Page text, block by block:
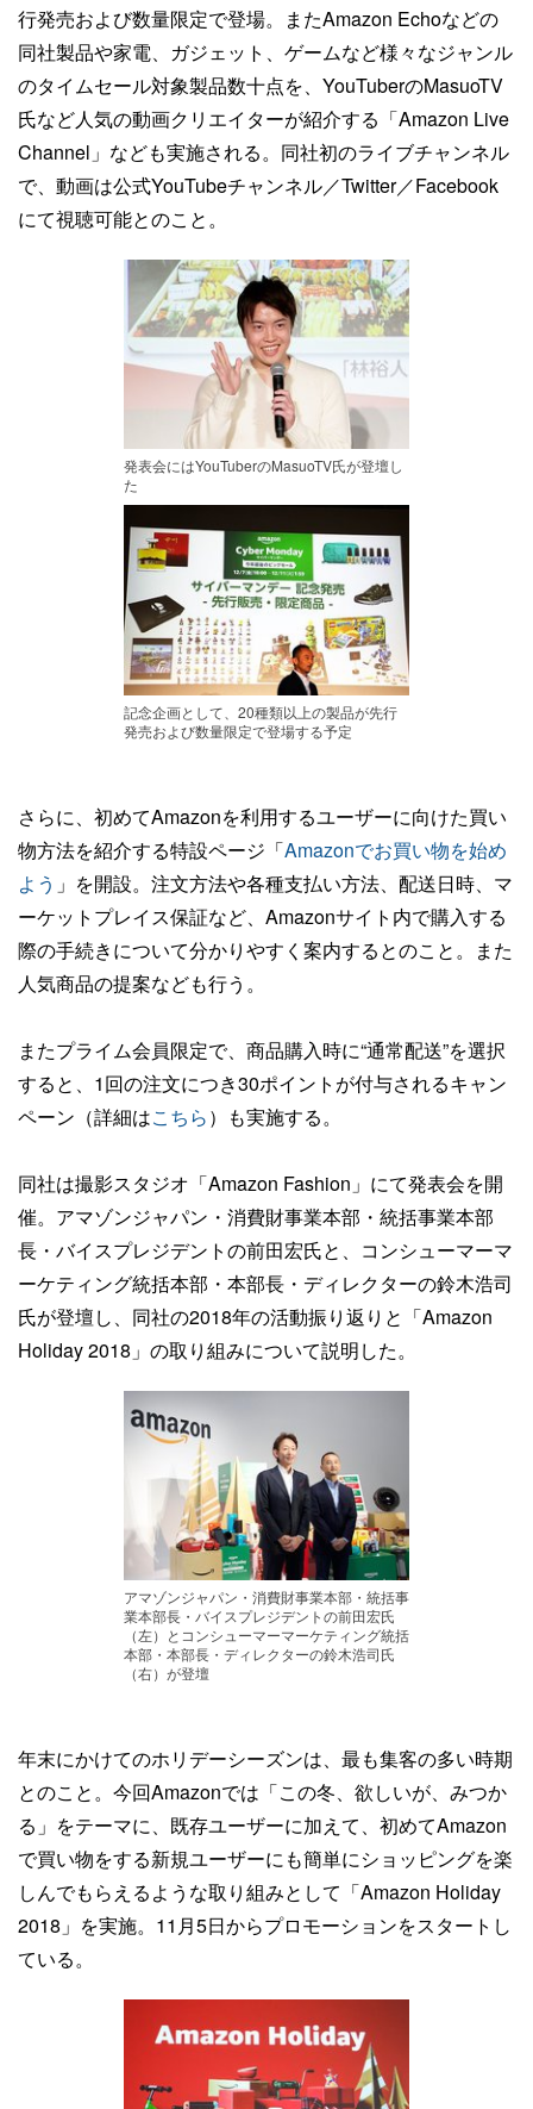
行発売および数量限定で登場。またAmazon Echoなどの
同社製品や家電、ガジェット、ゲームなど様々なジャンル
のタイムセール対象製品数十点を、YouTuberのMasuoTV
氏など人気の動画クリエイターが紹介する「Amazon Live
Channel」なども実施される。同社初のライブチャンネル
で、動画は公式YouTubeチャンネル／Twitter／Facebook
にて視聴可能とのこと。
発表会にはYouTuberのMasuoTV氏が登壇し
た
記念企画として、20種類以上の製品が先行
発売および数量限定で登場する予定
さらに、初めてAmazonを利用するユーザーに向けた買い
物方法を紹介する特設ページ「Amazonでお買い物を始め
よう 」を開設。注文方法や各種支払い方法、配送日時、マ
ーケットプレイス保証など、Amazonサイト内で購入する
際の手続きについて分かりやすく案内するとのこと。また
人気商品の提案なども行う。
またプライム会員限定で、商品購入時に“通常配送”を選択
すると、1回の注文につき30ポイントが付与されるキャン
ペーン（詳細はこちら）も実施する。
同社は撮影スタジオ「Amazon Fashion」にて発表会を開
催。アマゾンジャパン・消費財事業本部・統括事業本部
長・バイスプレジデントの前田宏氏と、コンシューマーマ
ーケティング統括本部・本部長・ディレクターの鈴木浩司
氏が登壇し、同社の2018年の活動振り返りと「Amazon
Holiday 2018」の取り組みについて説明した。
アマゾンジャパン・消費財事業本部・統括事
業本部長・バイスプレジデントの前田宏氏
（左）とコンシューマーマーケティング統括
本部・本部長・ディレクターの鈴木浩司氏
（右）が登壇
年末にかけてのホリデーシーズンは、最も集客の多い時期
とのこと。今回Amazonでは「この冬、欲しいが、みつか
る」をテーマに、既存ユーザーに加えて、初めてAmazon
で買い物をする新規ユーザーにも簡単にショッピングを楽
しんでもらえるような取り組みとして「Amazon Holiday
2018」を実施。11月5日からプロモーションをスタートし
ている。